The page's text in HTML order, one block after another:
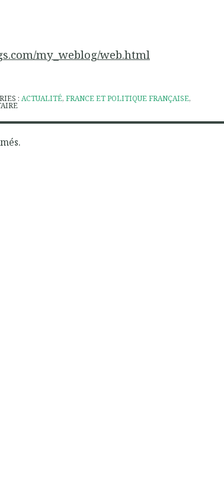
my_weblog/web.html
:ACTUALITÉ,FRANCE ET POLITIQUE FRANÇAISE,